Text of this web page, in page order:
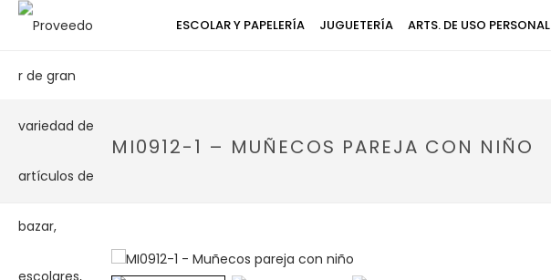
ESCOLAR Y PAPELERÍA JUGUETERÍA ARTS. DE USO PERSONAL
MI0912-1 – MUÑECOS PAREJA CON NIÑO